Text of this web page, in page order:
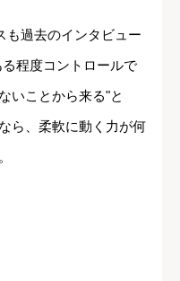
も過去のインタビュー
程度コントロールで
いことから来る"と
ら、柔軟に動く力が何